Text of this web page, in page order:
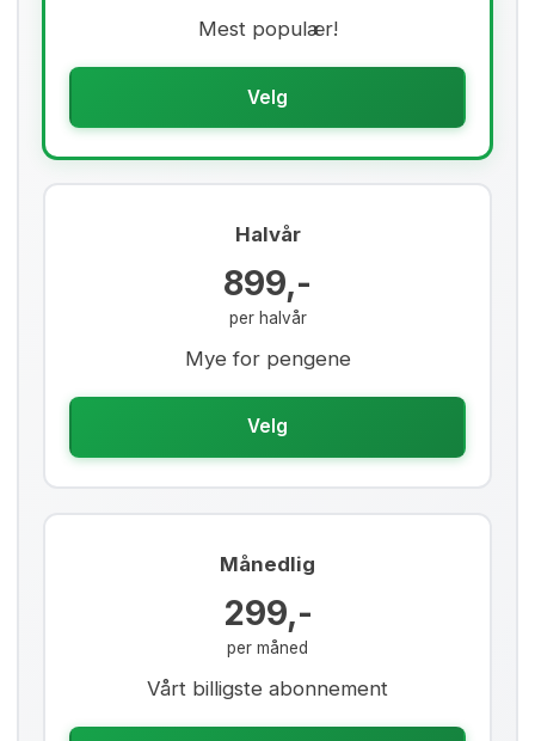
Mest populær!
Velg
Halvår
899,-
per halvår
Mye for pengene
Velg
Månedlig
299,-
per måned
Vårt billigste abonnement